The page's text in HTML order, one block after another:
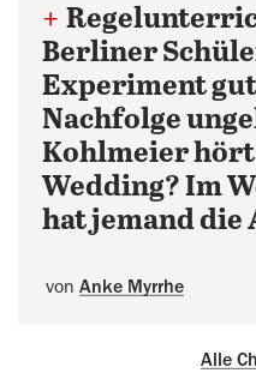
+
Berliner
Experiment
Nachfolge
Kohlmeier
Wedding? Im
hat jemand
von Anke Myrrhe
Alle